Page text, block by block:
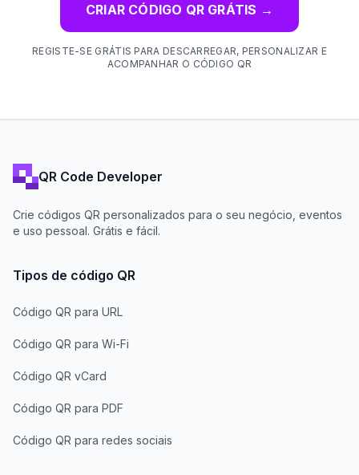
CRIAR CÓDIGO QR GRÁTIS →
REGISTE-SE GRÁTIS PARA DESCARREGAR, PERSONALIZAR E
ACOMPANHAR O CÓDIGO QR
QR Code Developer
Crie códigos QR personalizados para o seu negócio, eventos
e uso pessoal. Grátis e fácil.
Tipos de código QR
Código QR para URL
Código QR para Wi-Fi
Código QR vCard
Código QR para PDF
Código QR para redes sociais